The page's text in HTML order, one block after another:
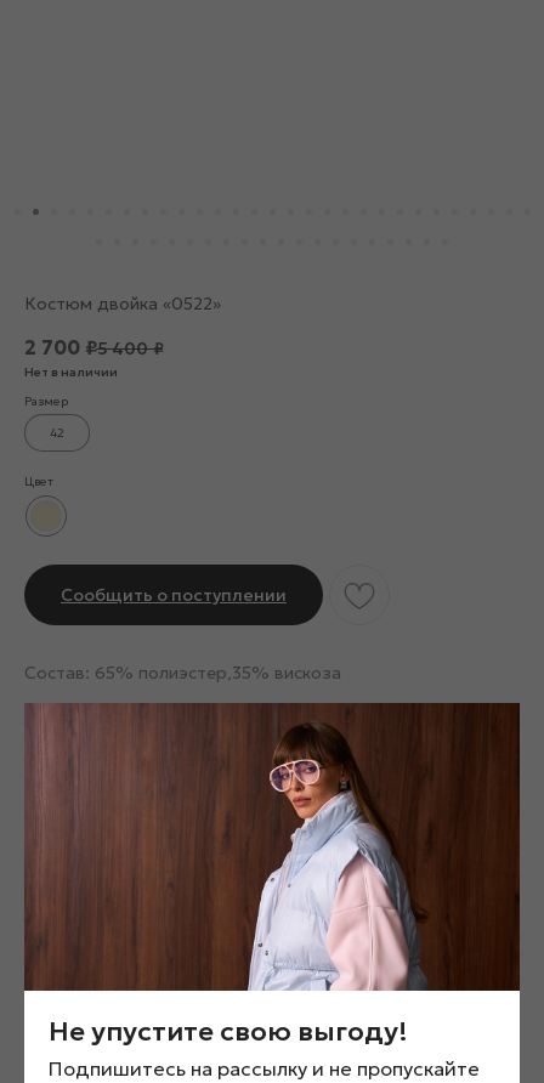
Костюм двойка «0522»
2 700 ₽5 400 ₽
Нет в наличии
Размер
42
Цвет
Сообщить о поступлении
Состав: 65% полиэстер,35% вискоза
Не упустите свою выгоду!
Подпишитесь на рассылку и не пропускайте